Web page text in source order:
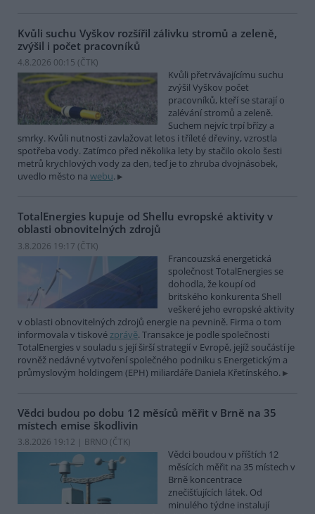
Kvůli suchu Vyškov rozšířil zálivku stromů a zeleně,
zvýšil i počet pracovníků
4.8.2026 00:15 (ČTK)
Kvůli přetrvávajícímu suchu
zvýšil Vyškov počet
pracovníků, kteří se starají o
zalévání stromů a zeleně.
Suchem nejvíc trpí břízy a
smrky. Kvůli nutnosti zavlažovat letos i tříleté dřeviny, vzrostla
spotřeba vody. Zatímco před několika lety by stačilo okolo šesti
metrů krychlových vody za den, teď je to zhruba dvojnásobek,
uvedlo město na webu.
TotalEnergies kupuje od Shellu evropské aktivity v
oblasti obnovitelných zdrojů
3.8.2026 19:17 (ČTK)
Francouzská energetická
společnost TotalEnergies se
dohodla, že koupí od
britského konkurenta Shell
veškeré jeho evropské aktivity
v oblasti obnovitelných zdrojů energie na pevnině. Firma o tom
informovala v tiskovézprávě. Transakce je podle společnosti
TotalEnergies v souladu s její širší strategií v Evropě, jejíž součástí je
rovněž nedávné vytvoření společného podniku s Energetickým a
průmyslovým holdingem (EPH) miliardáře Daniela Křetínského.
Vědci budou po dobu 12 měsíců měřit v Brně na 35
místech emise škodlivin
3.8.2026 19:12 | BRNO (ČTK)
Vědci boudou v příštích 12
měsících měřit na 35 místech v
Brně koncentrace
znečišťujících látek. Od
minulého týdne instalují